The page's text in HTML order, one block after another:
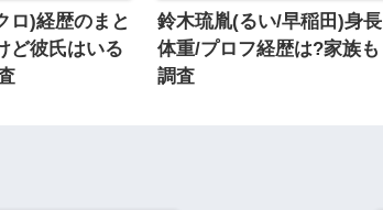
ロ)経歴のまと
ど彼氏はいる
鈴木琉胤(るい/早稲田)身長
体重/プロフ経歴は?家族も
調査